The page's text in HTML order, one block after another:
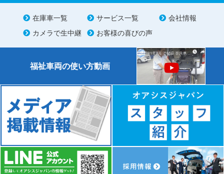
在庫車一覧 サービス一覧
会社情報
カメラで生中継
お客様の喜びの声
福祉車両の使い方動画